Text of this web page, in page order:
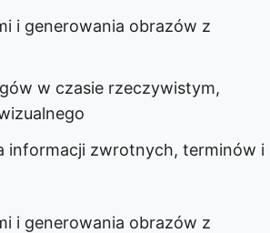
i generowania obrazów z
w czasie rzeczywistym,
informacji zwrotnych, terminów i
i generowania obrazów z